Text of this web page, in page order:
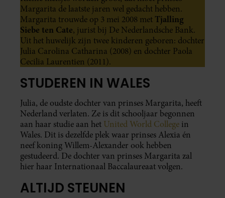
Margarita de laatste jaren wel gedacht hebben.
Margarita trouwde op 3 mei 2008 met Tjalling
Siebe ten Cate, jurist bij De Nederlandsche Bank.
Uit het huwelijk zijn twee kinderen geboren: dochter
Julia Carolina Catharina (2008) en dochter Paola
Cecilia Laurentien (2011).
STUDEREN IN WALES
Julia, de oudste dochter van prinses Margarita, heeft
Nederland verlaten. Ze is dit schooljaar begonnen
aan haar studie aan het United World College in
Wales. Dit is dezelfde plek waar prinses Alexia én
neef koning Willem-Alexander ook hebben
gestudeerd. De dochter van prinses Margarita zal
hier haar Internationaal Baccalaureaat volgen.
ALTIJD STEUNEN